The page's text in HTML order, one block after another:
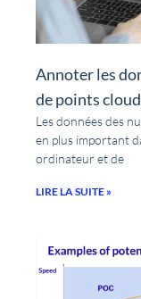
Annoter les
de points
Les données des
en plus important
ordinateur et de
LIRE LA SUITE »